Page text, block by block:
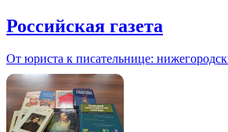
Российская газета
От юриста к писательнице: